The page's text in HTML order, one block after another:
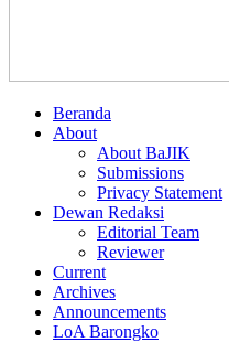
Beranda
About
About BaJIK
Submissions
Privacy Statement
Dewan Redaksi
Editorial Team
Reviewer
Current
Archives
Announcements
LoA Barongko